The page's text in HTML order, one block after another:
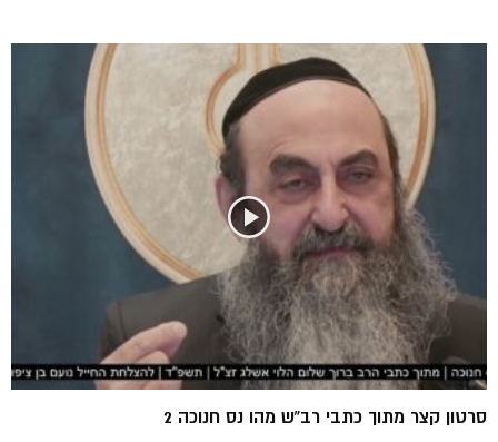
סרטון קצר מתוך כתבי רב”ש מהו נס חנוכה 2